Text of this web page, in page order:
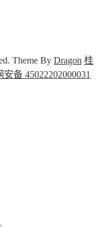
Theme By Dragon 桂
备 45022202000031